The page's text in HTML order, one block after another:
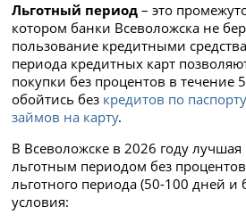
Льготный период – это
котором банки Всеволожска не
пользование кредитными
периода кредитных карт
покупки без процентов в течение
обойтись без кредитов по паспорту
займов на карту.
В Всеволожске в 2026 году лучшая
льготным периодом без
льготного периода (50-100 дней и
условия: